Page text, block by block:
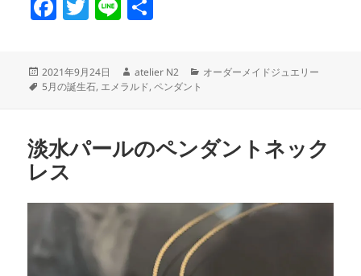
F
e
o
o
k
T
er
Li
投
稿
2021年9月24日
作
成
atelier N2
カ
オーダーメイドジュエリー
タ
5月の誕生石, エメラルド,ペンダント
淡水パールのペンダントネック
レス